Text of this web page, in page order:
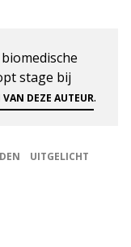
stage bij
VAN DEZE AUTEUR.
UITGELICHT